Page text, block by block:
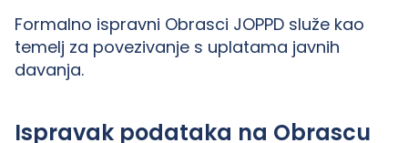
Formalno ispravni Obrasci JOPPD služe kao
temelj za povezivanje s uplatama javnih
davanja.
Ispravak podataka na Obrascu